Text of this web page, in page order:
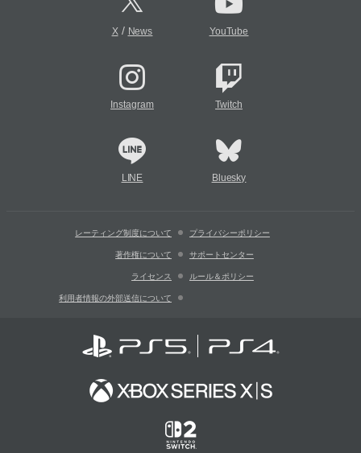
X/ News YouTube
Instagram Twitch
LINE Bluesky
レーティング制度について プライバシーポリシー
著作権について サポートセンター
ライセンス ルール＆ポリシー
利用者情報の外部送信について